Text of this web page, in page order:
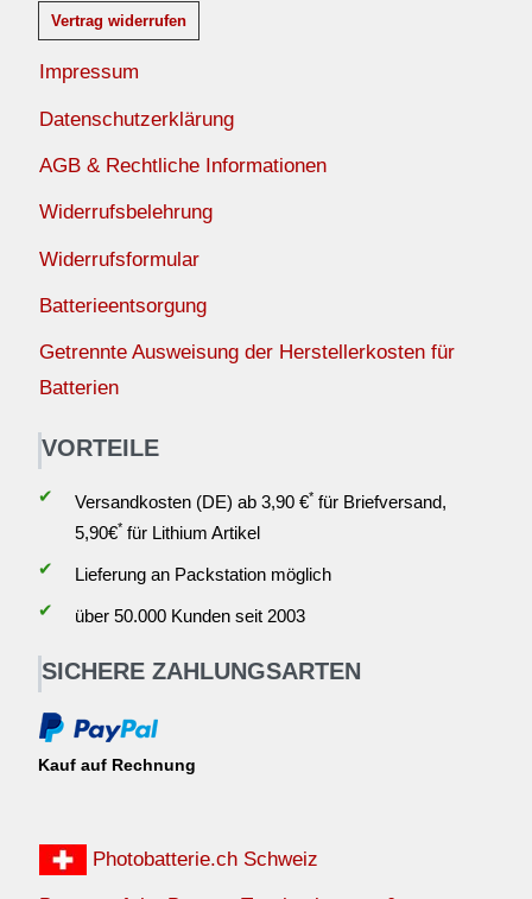
Vertrag widerrufen
Impressum
Datenschutzerklärung
AGB & Rechtliche Informationen
Widerrufsbelehrung
Widerrufsformular
Batterieentsorgung
Getrennte Ausweisung der Herstellerkosten für
Batterien
VORTEILE
✔ Versandkosten (DE) ab 3,90 €*für Briefversand,
5,90€*für Lithium Artikel
✔
Lieferung an Packstation möglich
✔
über 50.000 Kunden seit 2003
SICHERE ZAHLUNGSARTEN
Kauf auf Rechnung
Photobatterie.ch Schweiz